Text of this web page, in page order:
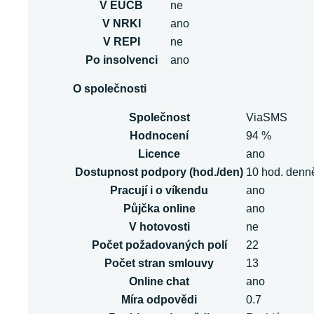
V EUCB
ne
V NRKI
ano
V REPI
ne
Po insolvenci
ano
O společnosti
Společnost
ViaSMS
Hodnocení
94 %
Licence
ano
Dostupnost podpory (hod./den) 10 hod.
Pracují i o víkendu
ano
Půjčka online
ano
V hotovosti
ne
Počet požadovaných polí
22
Počet stran smlouvy
13
Online chat
ano
Míra odpovědi
0.7